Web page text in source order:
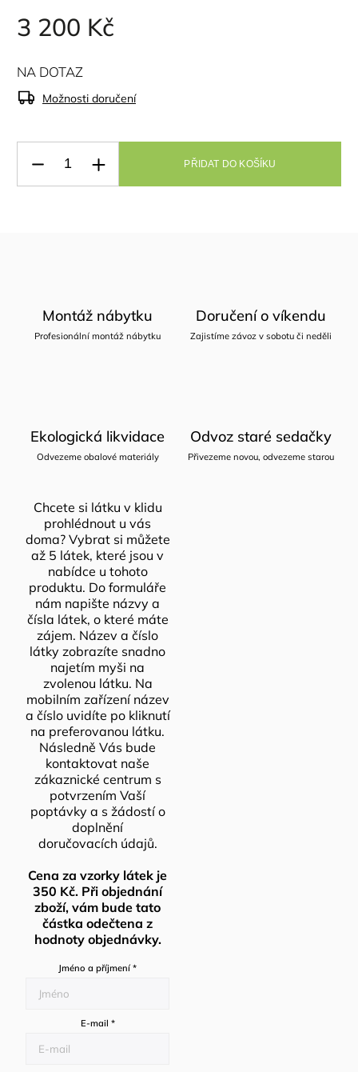
3 200 Kč
NA DOTAZ
Možnosti doručení
PŘIDAT DO KOŠÍKU
Montáž nábytku
Profesionální montáž nábytku
Doručení o víkendu
Zajistíme závoz v sobotu či neděli
Ekologická likvidace
Odvezeme obalové materiály
Odvoz staré sedačky
Přivezeme novou, odvezeme starou
Chcete si látku v klidu
prohlédnout u vás
doma? Vybrat si můžete
až 5 látek, které jsou v
nabídce u tohoto
produktu. Do formuláře
nám napište názvy a
čísla látek, o které máte
zájem. Název a číslo
látky zobrazíte snadno
najetím myši na
zvolenou látku. Na
mobilním zařízení název
a číslo uvidíte po kliknutí
na preferovanou látku.
Následně Vás bude
kontaktovat naše
zákaznické centrum s
potvrzením Vaší
poptávky a s žádostí o
doplnění
doručovacích údajů.
Cena za vzorky látek je
350 Kč. Při objednání
zboží, vám bude tato
částka odečtena z
hodnoty objednávky.
Jméno a příjmení *
E-mail *